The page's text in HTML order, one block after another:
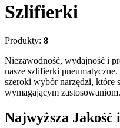
Szlifierki
Produkty: 8
Niezawodność, wydajność i
nasze szlifierki
szeroki wybór narzędzi, które
wymagającym zastosowaniom.
Najwyższa Jakość